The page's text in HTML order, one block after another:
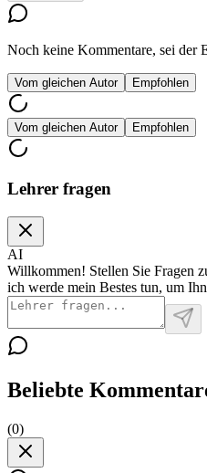
Noch keine Kommentare, sei der
Vom gleichen Autor Empfohlen
Vom gleichen Autor Empfohlen
Lehrer fragen
AI
Willkommen! Stellen Sie Fragen
ich werde mein Bestes tun, um
Beliebte
(0)